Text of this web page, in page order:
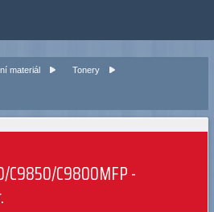
materiál Tonery
C9800MFP -